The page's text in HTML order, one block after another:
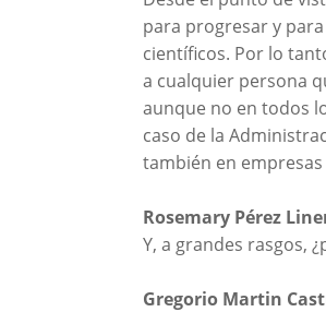
para progresar y
científicos. Por lo
a cualquier persona
aunque no en todos
caso de la
también en
Rosemary Pérez
Y, a grandes rasgos,
Gregorio Martin